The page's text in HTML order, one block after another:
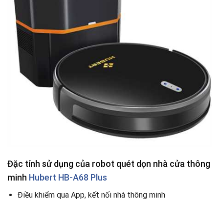
Đặc tính sử dụng của robot quét dọn nhà cửa thông
minh Hubert HB-A68 Plus
Điều khiểm qua App, kết nối nhà thông minh